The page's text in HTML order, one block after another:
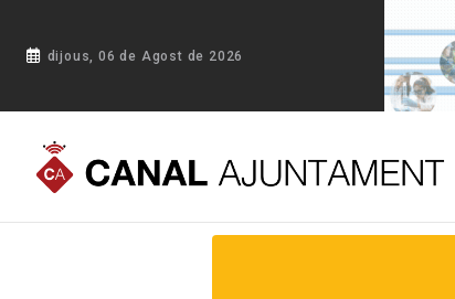
dijous, 06 de Agost de 2026
Portada Blog Torroella de Montgrí i l’Estartit